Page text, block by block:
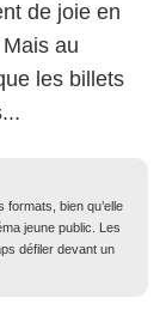
de joie en
au
les billets
bien qu’elle
jeune public. Les
défiler devant un